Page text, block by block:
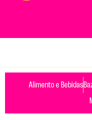
Alimento e Bebidas